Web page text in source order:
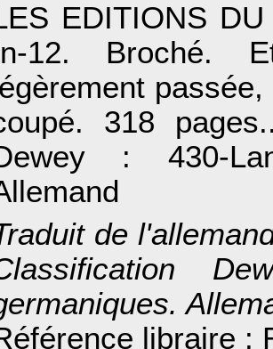
EDITIONS
12. Broché.
318
: 430-
de
libraire :